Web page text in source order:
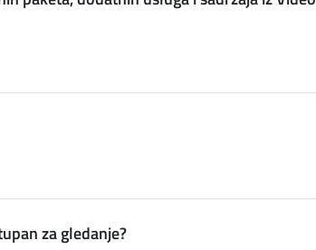
za gledanje?